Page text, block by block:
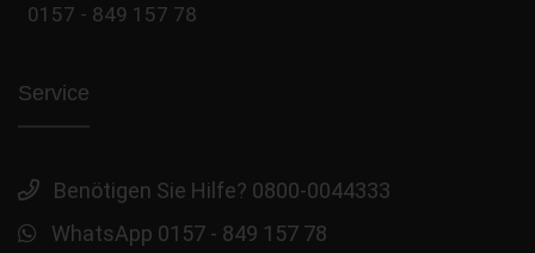
0157 - 849 157 78
Service
Benötigen Sie Hilfe? 0800-0044333
WhatsApp 0157 - 849 157 78